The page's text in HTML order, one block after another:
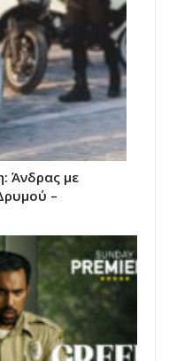
Άνδρας με
–